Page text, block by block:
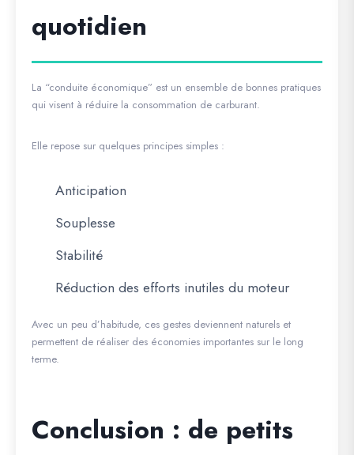
quotidien
La “conduite économique” est un ensemble de bonnes pratiques
qui visent à réduire la consommation de carburant.
Elle repose sur quelques principes simples :
Anticipation
Souplesse
Stabilité
Réduction des efforts inutiles du moteur
Avec un peu d’habitude, ces gestes deviennent naturels et
permettent de réaliser des économies importantes sur le long
terme.
Conclusion : de petits